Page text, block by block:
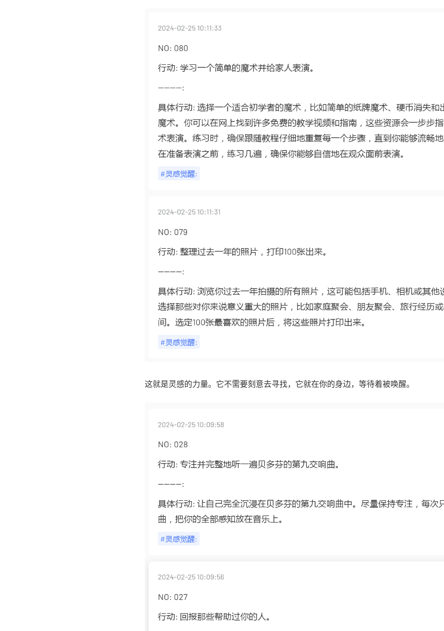
这就是灵感的力量。它不需要刻意去寻找，它就在你的身边，等待着被唤醒。